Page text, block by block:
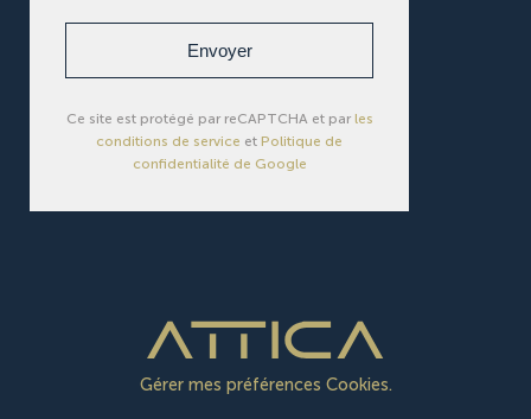
Envoyer
Ce site est protégé par reCAPTCHA et par les
conditions de service et Politique de
confidentialité de Google
Gérer mes préférences Cookies.